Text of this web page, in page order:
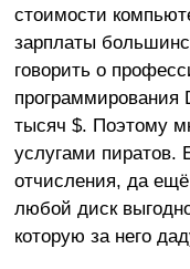
стоимости
зарплаты
говорить о
программирования
тысяч $. Поэтому
услугами пиратов.
отчисления, да
любой диск
которую за него